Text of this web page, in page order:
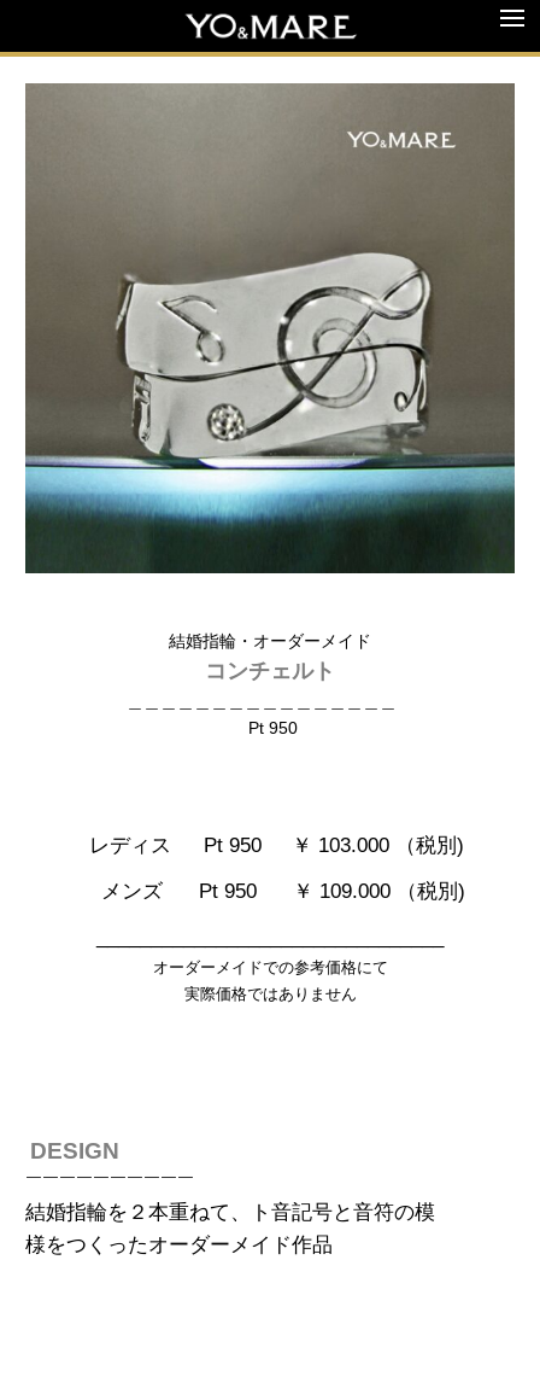
結婚指輪・オーダーメイド
コンチェルト
Pt 950
レディス Pt 950￥ 103.000 （税別)
メンズ Pt 950 ￥ 109.000 （税別)
オーダーメイドでの参考価格にて
実際価格ではありません
DESIGN
￣￣￣￣￣￣￣￣￣￣
結婚指輪を２本重ねて、ト音記号と音符の模
様をつくったオーダーメイド作品